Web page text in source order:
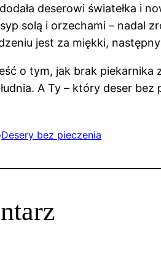
deserowi światełka i
solą i orzechami – nadal
jest za miękki,
o tym, jak brak piekarnika
A Ty – który deser
Desery bez pieczenia